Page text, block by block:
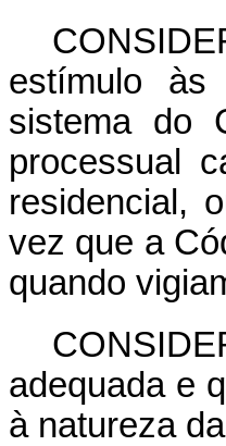
estímulo
sistema do
processual
residencial,
vez que a
quando
adequada e
à natureza